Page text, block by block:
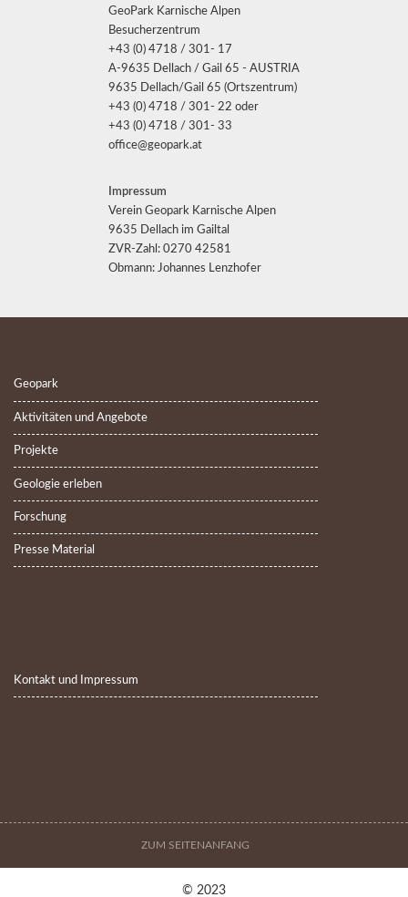
GeoPark Karnische Alpen
Besucherzentrum
+43 (0) 4718 / 301- 17
A-9635 Dellach / Gail 65 - AUSTRIA
9635 Dellach/Gail 65 (Ortszentrum)
+43 (0) 4718 / 301- 22 oder
+43 (0) 4718 / 301- 33
office@geopark.at
Impressum
Verein Geopark Karnische Alpen
9635 Dellach im Gailtal
ZVR-Zahl: 0270 42581
Obmann: Johannes Lenzhofer
Geopark
Aktivitäten und Angebote
Projekte
Geologie erleben
Forschung
Presse Material
Kontakt und Impressum
ZUM SEITENANFANG
© 2023